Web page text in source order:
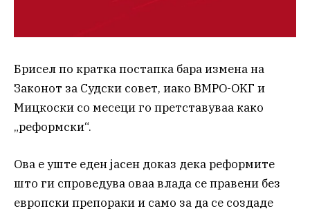
Брисел по кратка постапка бара измена на
Законот за Судски совет, иако ВМРО-OKГ и
Мицкоски со месеци го претставуваа како
„реформски“.
Ова е уште еден јасен доказ дека реформите
што ги спроведува оваа влада се правени без
европски препораки и само за да се создаде